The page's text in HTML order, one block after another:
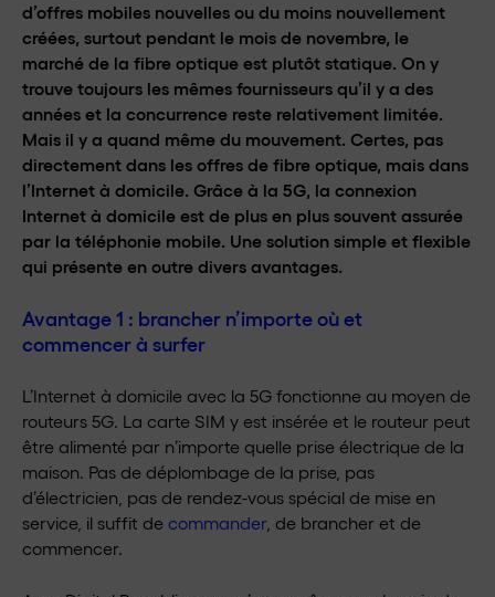
d’offres mobiles nouvelles ou du moins nouvellement
créées, surtout pendant le mois de novembre, le
marché de la fibre optique est plutôt statique. On y
trouve toujours les mêmes fournisseurs qu’il y a des
années et la concurrence reste relativement limitée.
Mais il y a quand même du mouvement. Certes, pas
directement dans les offres de fibre optique, mais dans
l’Internet à domicile. Grâce à la 5G, la connexion
Internet à domicile est de plus en plus souvent assurée
par la téléphonie mobile. Une solution simple et flexible
qui présente en outre divers avantages.
Avantage 1 : brancher n’importe où et
commencer à surfer
L’Internet à domicile avec la 5G fonctionne au moyen de
routeurs 5G. La carte SIM y est insérée et le routeur peut
être alimenté par n’importe quelle prise électrique de la
maison. Pas de déplombage de la prise, pas
d’électricien, pas de rendez-vous spécial de mise en
service, il suffit de commander , de brancher et de
commencer.